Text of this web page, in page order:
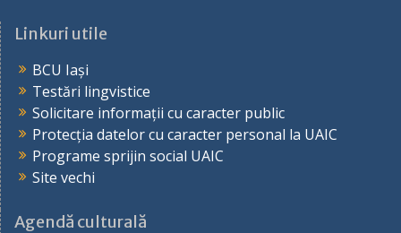
Linkuri utile
BCU Iași
Testări lingvistice
Solicitare informații cu caracter public
Protecția datelor cu caracter personal la UAIC
Programe sprijin social UAIC
Site vechi
Agendă culturală